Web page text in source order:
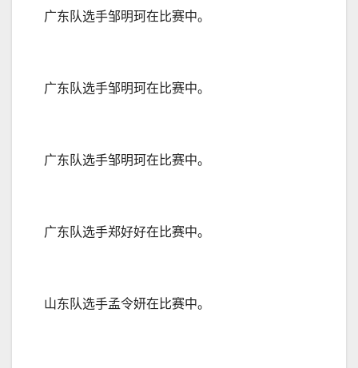
广东队选手邹明珂在比赛中。
广东队选手邹明珂在比赛中。
广东队选手邹明珂在比赛中。
广东队选手郑好好在比赛中。
山东队选手孟令妍在比赛中。